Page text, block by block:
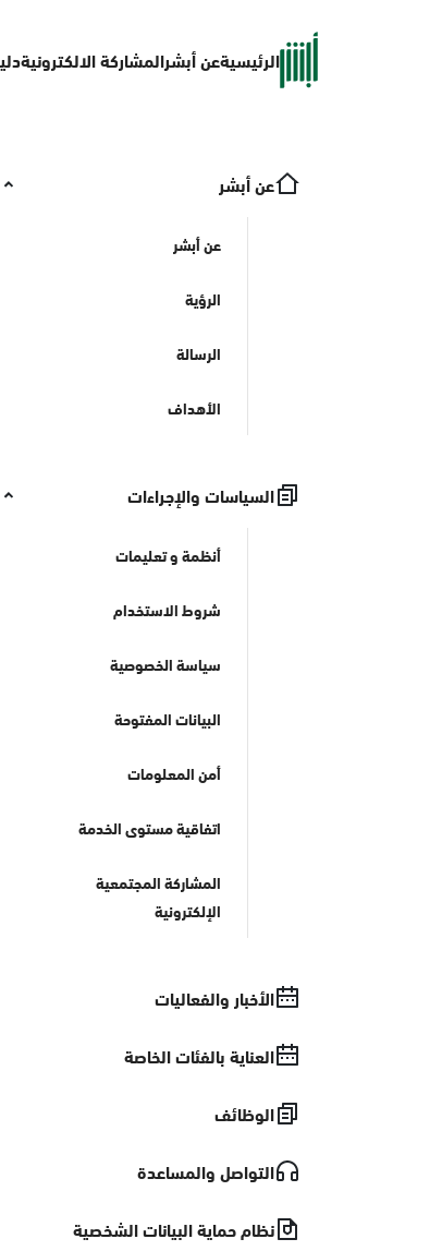
الرئيسيةعن أبشرالمشاركة الالكترونية
عن أبشر
عن أبشر
الرؤية
الرسالة
الأهداف
السياسات والإجراءات
أنظمة و تعليمات
شروط الاستخدام
سياسة الخصوصية
البيانات المفتوحة
أمن المعلومات
اتفاقية مستوى الخدمة
المشاركة المجتمعية
الإلكترونية
الأخبار والفعاليات
العناية بالفئات الخاصة
الوظائف
التواصل والمساعدة
نظام حماية البيانات الشخصية